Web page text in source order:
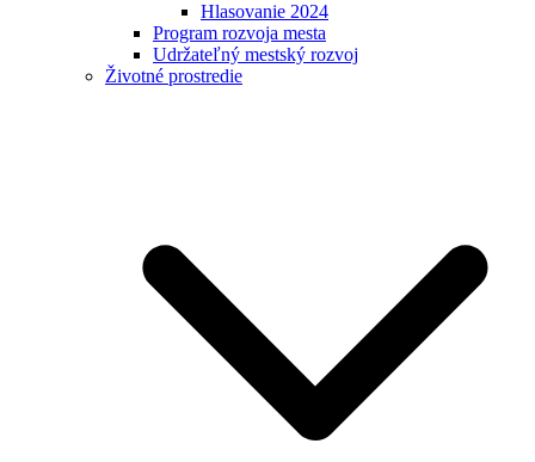
Hlasovanie 2024
Program rozvoja mesta
Udržateľný mestský rozvoj
Životné prostredie